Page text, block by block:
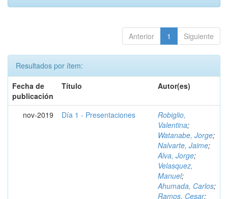
Anterior 1 Siguiente
Resultados por ítem:
Fecha de
publicación
Título Autor(es)
nov-2019 Día 1 - Presentaciones
Robiglio,
Valentina;
Watanabe, Jorge;
Nalvarte, Jaime;
Alva, Jorge;
Velasquez,
Manuel;
Ahumada, Carlos;
Ramos, Cesar;